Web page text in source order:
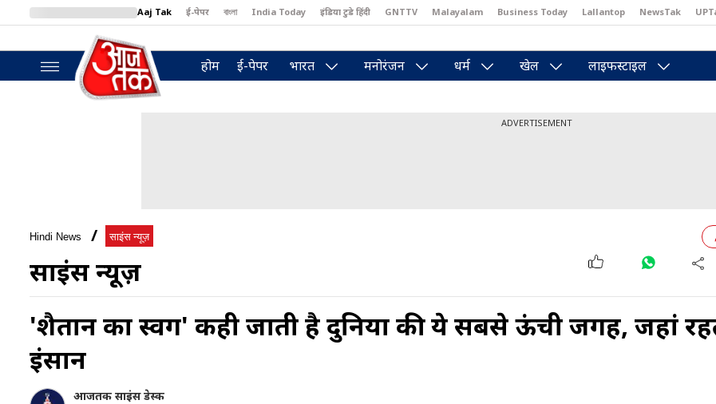
Aaj Tak ई-पेपर বাংলা India Today इंडिया टुडे हिंदी GNTTV Malayalam Business Today Lallantop NewsTak
BT Bazaar
होम ई-पेपर भारत मनोरंजन धर्म खेल लाइफस्टाइल
ADVERTISEMENT
Hindi News साइंस न्यूज़
साइंस न्यूज़
'शैतान का स्वर्ग' कही जाती है दुनिया की ये सबसे ऊंची जगह, जहां
इंसान
आजतक साइंस डेस्क